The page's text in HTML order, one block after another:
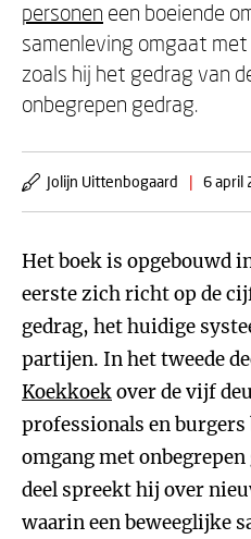
personen een boeiende
samenleving omgaat
zoals hij het gedrag van
onbegrepen gedrag.
Jolijn Uittenbogaard | 6 april
Het boek is opgebouwd
eerste zich richt op de
gedrag, het huidige
partijen. In het tweede
Koekkoekover de vijf
professionals en
omgang met
deel spreekt hij over
waarin een beweeglijke